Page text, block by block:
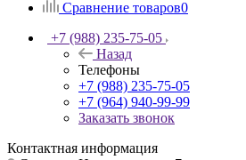
Сравнение товаров0
+7 (988) 235-75-05
Назад
Телефоны
+7 (988) 235-75-05
+7 (964) 940-99-99
Заказать звонок
Контактная информация